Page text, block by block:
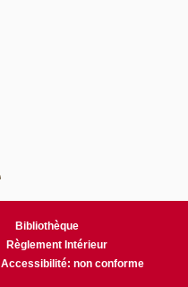
Bibliothèque
Règlement Intérieur
Accessibilité: non conforme